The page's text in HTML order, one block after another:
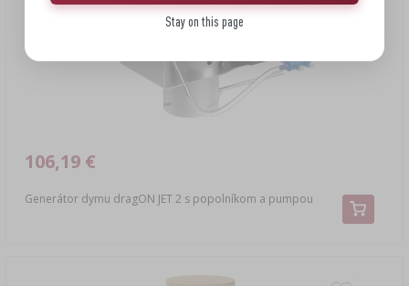
Generátor dymu dragON JET 2 s popolníkom a pumpou
106,19 €
Stay on this page